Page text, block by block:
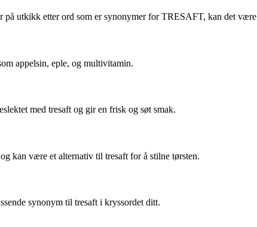
utkikk etter ord som er synonymer for TRESAFT, kan det
appelsin, eple, og multivitamin.
med tresaft og gir en frisk og søt smak.
kan være et alternativ til tresaft for å stilne tørsten.
synonym til tresaft i kryssordet ditt.